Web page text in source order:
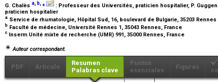
G. Chalès a, b,⁎ : Professeur des Universités, praticien hospitalier, P.
praticien hospitalier
a Service de rhumatologie, Hôpital Sud, 16, boulevard de Bulgarie, 35203
b Faculté de médecine, Université Rennes 1, 35043 Rennes, France
c Inserm Unité mixte de recherche (UMR) 991, 35000 Rennes, France
Auteur correspondant.
PDF Artículo
Resumen
Palabras clave
Puntos
esenciales
Figuras